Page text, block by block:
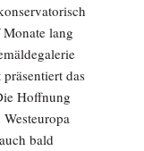
lang
das
Hoffnung
bald